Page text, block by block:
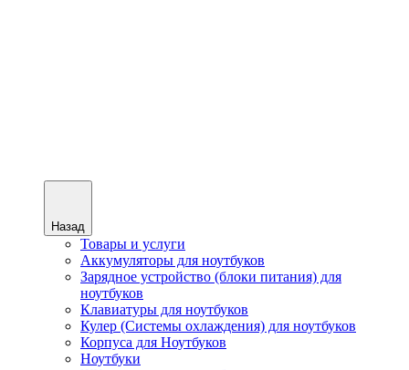
Назад
Товары и услуги
Аккумуляторы для ноутбуков
Зарядное устройство (блоки питания) для
ноутбуков
Клавиатуры для ноутбуков
Кулер (Системы охлаждения) для ноутбуков
Корпуса для Ноутбуков
Ноутбуки